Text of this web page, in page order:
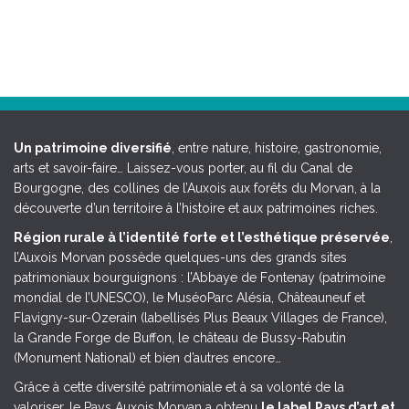
Un patrimoine diversifié , entre nature, histoire, gastronomie,
arts et savoir-faire… Laissez-vous porter, au fil du Canal de
Bourgogne, des collines de l’Auxois aux forêts du Morvan, à la
découverte d’un territoire à l’histoire et aux patrimoines riches.
Région rurale à l’identité forte et l’esthétique préservée
l’Auxois Morvan possède quelques-uns des grands sites
patrimoniaux bourguignons : l’Abbaye de Fontenay (patrimoine
mondial de l’UNESCO), le MuséoParc Alésia, Châteauneuf et
Flavigny-sur-Ozerain (labellisés Plus Beaux Villages de France),
la Grande Forge de Buffon, le château de Bussy-Rabutin
(Monument National) et bien d’autres encore…
Grâce à cette diversité patrimoniale et à sa volonté de la